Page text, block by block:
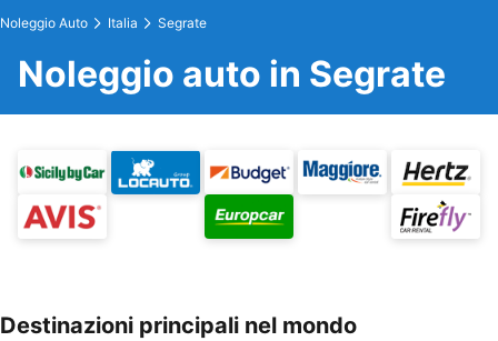
Noleggio Auto Italia Segrate
Noleggio auto in Segrate
Destinazioni principali nel mondo